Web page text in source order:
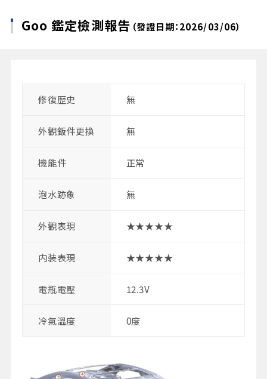
Goo 鑑定檢測報告 （發證日期：2026/03/06）
修復歴史 無
外觀鈑件更換 無
機能件 正常
泡水跡象 無
外觀表現 ★★★★★
内装表現 ★★★★★
電瓶電壓 12.3V
冷氣溫度 0度